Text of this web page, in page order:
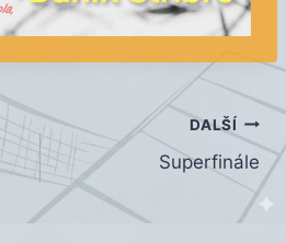
DALŠÍ
Superfinále